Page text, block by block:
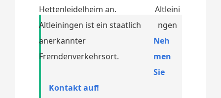
Hettenleidelheim an.
Altleiningen ist ein staatlich
anerkannter
Fremdenverkehrsort.
Neh
men
Sie
Kontakt auf!